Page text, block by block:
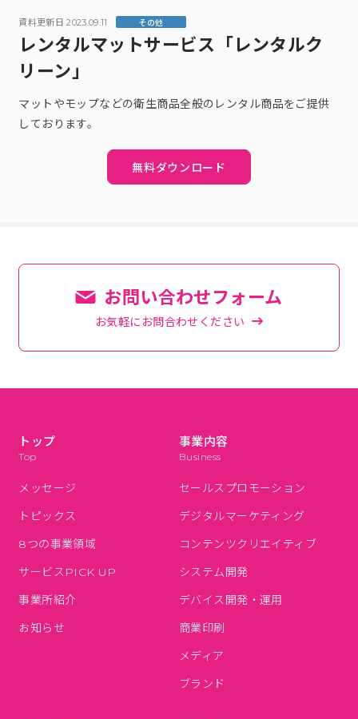
資料更新日 2023.09.11 その他
レンタルマットサービス「レンタルク
リーン」
マットやモップなどの衛生商品全般のレンタル商品をご提供
しております。
無料ダウンロード
お問い合わせフォーム
お気軽にお問合わせください
トップ
Top
メッセージ
トピックス
8つの事業領域
サービスPICK UP
事業所紹介
お知らせ
事業内容
Business
セールスプロモーション
デジタルマーケティング
コンテンツクリエイティブ
システム開発
デバイス開発・運用
商業印刷
メディア
ブランド